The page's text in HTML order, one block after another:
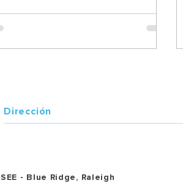
Dirección
SEE - Blue Ridge, Raleigh